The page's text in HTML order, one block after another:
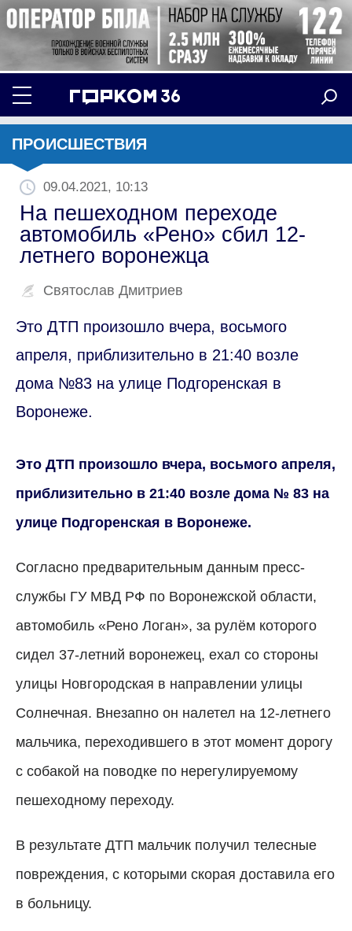
ПРОИСШЕСТВИЯ
09.04.2021, 10:13
На пешеходном переходе
автомобиль «Рено» сбил 12-
летнего воронежца
Святослав Дмитриев
Это ДТП произошло вчера, восьмого
апреля, приблизительно в 21:40 возле
дома №83 на улице Подгоренская в
Воронеже.
Это ДТП произошло вчера, восьмого апреля,
приблизительно в 21:40 возле дома № 83 на
улице Подгоренская в Воронеже.
Согласно предварительным данным пресс-
службы ГУ МВД РФ по Воронежской области,
автомобиль «Рено Логан», за рулём которого
сидел 37-летний воронежец, ехал со стороны
улицы Новгородская в направлении улицы
Солнечная. Внезапно он налетел на 12-летнего
мальчика, переходившего в этот момент дорогу
с собакой на поводке по нерегулируемому
пешеходному переходу.
В результате ДТП мальчик получил телесные
повреждения, с которыми скорая доставила его
в больницу.